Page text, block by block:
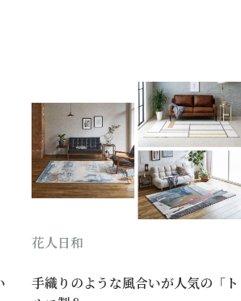
花人日和
手織りのような風合いが人気の「ト